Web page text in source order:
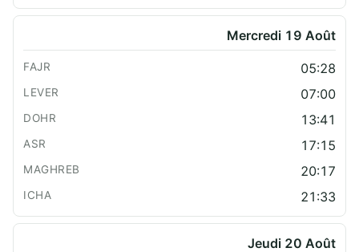
Mercredi 19 Août
05:28
07:00
13:41
17:15
20:17
21:33
Jeudi 20 Août